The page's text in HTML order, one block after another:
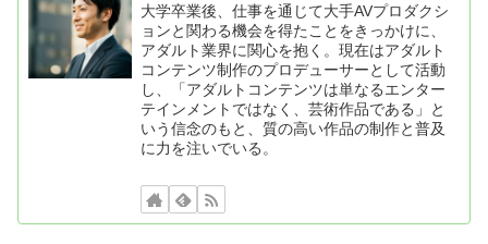
大学卒業後、仕事を通じて大手AVプロダクシ
ョンと関わる機会を得たことをきっかけに、
アダルト業界に関心を抱く。現在はアダルト
コンテンツ制作のプロデューサーとして活動
し、「アダルトコンテンツは単なるエンター
テインメントではなく、芸術作品である」と
いう信念のもと、質の高い作品の制作と普及
に力を注いでいる。